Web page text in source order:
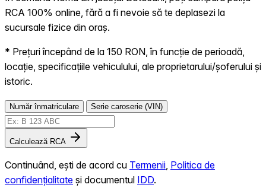
RCA 100% online, fără a fi nevoie să te deplasezi la
sucursale fizice din oraș.
* Prețuri începând de la 150 RON, în funcție de perioadă,
locație, specificațiile vehiculului, ale proprietarului/șoferului și
istoric.
Număr înmatriculare Serie caroserie (VIN)
Calculează RCA
Continuând, ești de acord cu Termenii Politica de
confidențialitate și documentul IDD.